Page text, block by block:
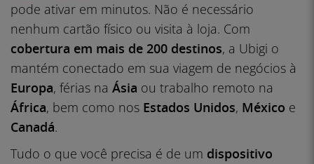
pode ativar em minutos. Não é necessário
nenhum cartão físico ou visita à loja. Com
cobertura em mais de 200 destinos, a Ubigi o
mantém conectado em sua viagem de negócios à
Europa, férias na Ásia ou trabalho remoto na
África, bem como nos Estados Unidos, México e
Canadá.
Tudo o que você precisa é de um dispositivo